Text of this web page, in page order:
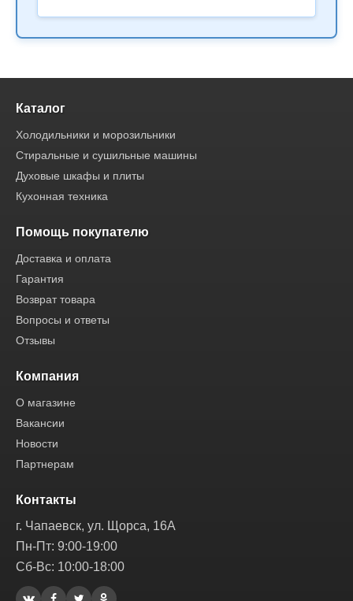
Каталог
Холодильники и морозильники
Стиральные и сушильные машины
Духовые шкафы и плиты
Кухонная техника
Помощь покупателю
Доставка и оплата
Гарантия
Возврат товара
Вопросы и ответы
Отзывы
Компания
О магазине
Вакансии
Новости
Партнерам
Контакты
г. Чапаевск, ул. Щорса, 16А
Пн-Пт: 9:00-19:00
Сб-Вс: 10:00-18:00